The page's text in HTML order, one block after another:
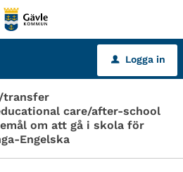
u Logga in
transfer
care/after-school
om att gå i skola för
Engelska